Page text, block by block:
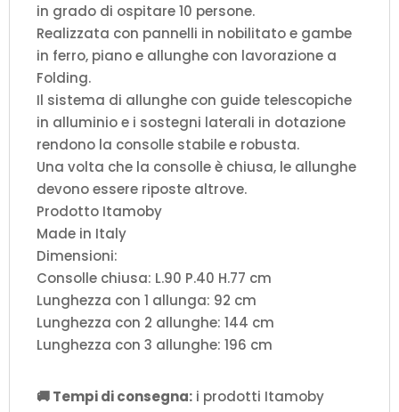
in grado di ospitare 10 persone.
Realizzata con pannelli in nobilitato e gambe
in ferro, piano e allunghe con lavorazione a
Folding.
Il sistema di allunghe con guide telescopiche
in alluminio e i sostegni laterali in dotazione
rendono la consolle stabile e robusta.
Una volta che la consolle è chiusa, le allunghe
devono essere riposte altrove.
Prodotto Itamoby
Made in Italy
Dimensioni:
Consolle chiusa: L.90 P.40 H.77 cm
Lunghezza con 1 allunga: 92 cm
Lunghezza con 2 allunghe: 144 cm
Lunghezza con 3 allunghe: 196 cm
🚚 Tempi di consegna: i prodotti Itamoby